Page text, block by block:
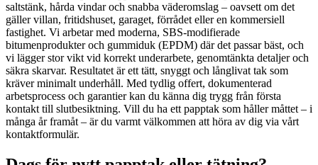
saltstänk, hårda vindar och snabba väderomslag – oavsett om det
gäller villan, fritidshuset, garaget, förrådet eller en kommersiell
fastighet. Vi arbetar med moderna, SBS-modifierade
bitumenprodukter och gummiduk (EPDM) där det passar bäst, och
vi lägger stor vikt vid korrekt underarbete, genomtänkta detaljer och
säkra skarvar. Resultatet är ett tätt, snyggt och långlivat tak som
kräver minimalt underhåll. Med tydlig offert, dokumenterad
arbetsprocess och garantier kan du känna dig trygg från första
kontakt till slutbesiktning. Vill du ha ett papptak som håller måttet – i
många år framåt – är du varmt välkommen att höra av dig via vårt
kontaktformulär.